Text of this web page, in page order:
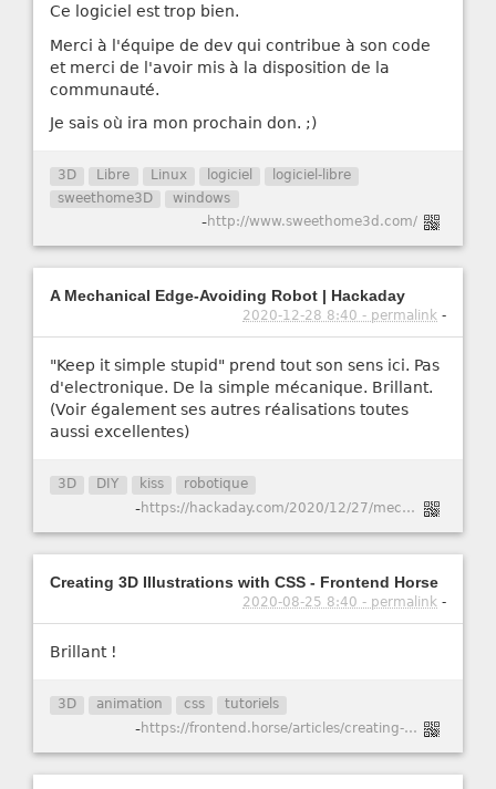
Ce logiciel est trop bien.
Merci à l'équipe de dev qui contribue à son code
et merci de l'avoir mis à la disposition de la
communauté.
Je sais où ira mon prochain don. ;)
3D Libre Linux logiciel
logiciel-libre
sweethome3D
windows
-http://www.sweethome3d.com/
A Mechanical Edge-Avoiding Robot | Hackaday
2020-12-28 8:40 - permalink -
"Keep it simple stupid" prend tout son sens ici. Pas
d'electronique. De la simple mécanique. Brillant.
(Voir également ses autres réalisations toutes
aussi excellentes)
3D DIY kiss robotique
- https://hackaday.com/2020/12/27/mechanical-edge-avoiding-robot/
Creating 3D Illustrations with CSS - Frontend Horse
2020-08-25 8:40 - permalink -
Brillant !
3D animation css tutoriels
- https://frontend.horse/articles/creating-3d-illustrations-with-css/